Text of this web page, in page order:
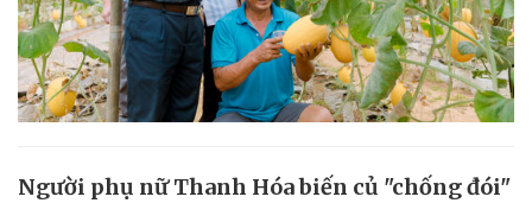
Người phụ nữ Thanh Hóa biến củ "chống đói"